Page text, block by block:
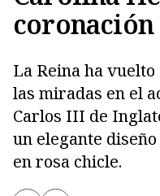
coronación
La Reina ha
las miradas en el
Carlos III de
un elegante
en rosa chicle.